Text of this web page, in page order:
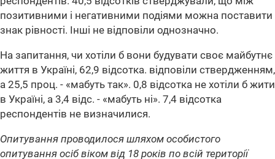
позитивними і негативними подіями можна поставити
знак рівності. Інші не відповіли однозначно.
На запитання, чи хотіли б вони будувати своє майбутнє
життя в Україні, 62,9 відсотка. відповіли ствердженням,
а 25,5 проц. - «мабуть так». 0,8 відсотка не хотіли б жити
в Україні, а 3,4 відс. - «мабуть ні». 7,4 відсотка
респондентів не визначилися.
Опитування проводилося шляхом особистого
опитування осіб віком від 18 років по всій території